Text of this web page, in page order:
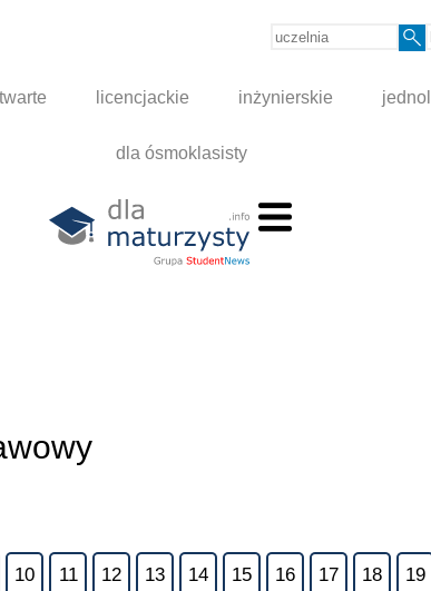
licencjackie inżynierskie
dla ósmoklasisty
10 11 12 13 14 15 16 17 18 19